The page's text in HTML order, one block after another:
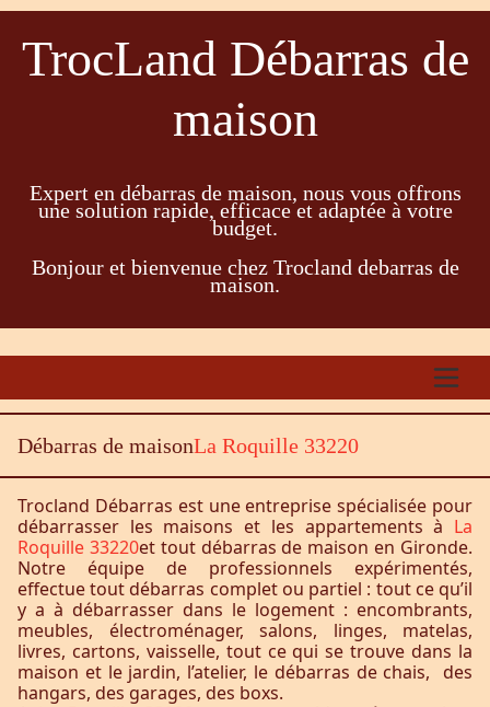
TrocLand Débarras de
maison
Expert en débarras de maison, nous vous offrons
une solution rapide, efficace et adaptée à votre
budget.
Bonjour et bienvenue chez Trocland debarras de
maison.
Débarras de maisonLa Roquille 33220
Trocland Débarras est une entreprise spécialisée pour
débarrasser les maisons et les appartements à La
Roquille 33220et tout débarras de maison en Gironde.
Notre équipe de professionnels expérimentés,
effectue tout débarras complet ou partiel : tout ce qu’il
y a à débarrasser dans le logement : encombrants,
meubles, électroménager, salons, linges, matelas,
livres, cartons, vaisselle, tout ce qui se trouve dans la
maison et le jardin, l’atelier, le débarras de chais, des
hangars, des garages, des boxs.